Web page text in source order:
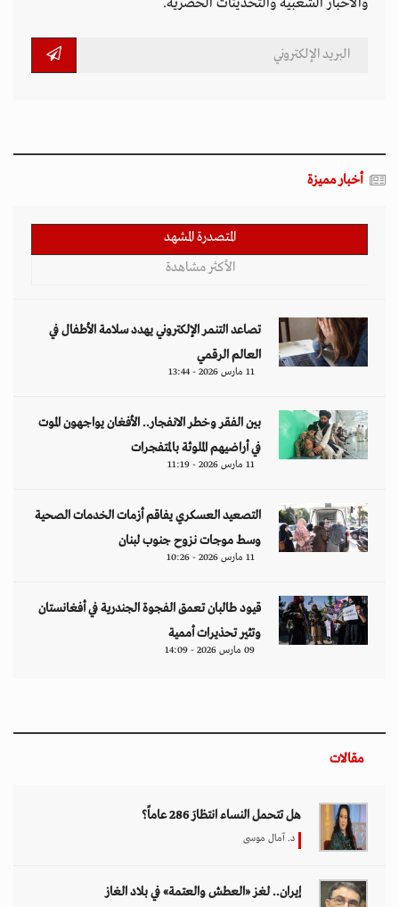
أخبار مميزة
المتصدرة المشهد
الأكثر مشاهدة
تصاعد التنمر الإلكتروني يهدد سلامة الأطفال في
العالم الرقمي
11 مارس 2026 - 13:44
بين الفقر وخطر الانفجار.. الأفغان يواجهون الموت
في أراضيهم الملوثة بالمتفجرات
11 مارس 2026 - 11:19
التصعيد العسكري يفاقم أزمات الخدمات الصحية
وسط موجات نزوح جنوب لبنان
11 مارس 2026 - 10:26
قيود طالبان تعمق الفجوة الجندرية في أفغانستان
وتثير تحذيرات أممية
09 مارس 2026 - 14:09
مقالات
هل تتحمل النساء انتظارَ 286 عاماً؟
د. آمال موسى
إيران.. لغز «العطش والعتمة» في بلاد الغاز